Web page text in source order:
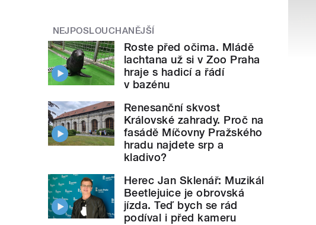
NEJPOSLOUCHANĚJŠÍ
Roste před očima. Mládě
lachtana už si v Zoo Praha
hraje s hadicí a řádí
v bazénu
Renesanční skvost
Královské zahrady. Proč na
fasádě Míčovny Pražského
hradu najdete srp a
kladivo?
Herec Jan Sklenář: Muzikál
Beetlejuice je obrovská
jízda. Teď bych se rád
podíval i před kameru